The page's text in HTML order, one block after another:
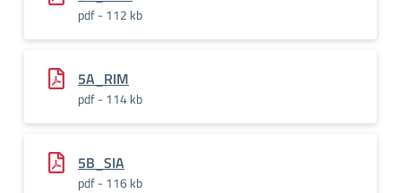
pdf - 112 kb
5A_RIM
pdf - 114 kb
5B_SIA
pdf - 116 kb